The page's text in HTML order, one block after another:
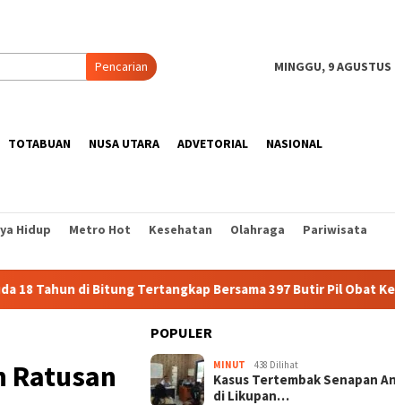
Pencarian
MINGGU, 9 AGUSTUS
TOTABUAN NUSA UTARA ADVETORIAL NASIONAL
Hidup Metro Hot Kesehatan Olahraga
Pariwisata
di Bitung Tertangkap Bersama 397 Butir Pil Obat Keras Ilegal
Ratusan
POPULER
MINUT 438 Dilihat
Kasus Tertembak Senapan
di Likupan…